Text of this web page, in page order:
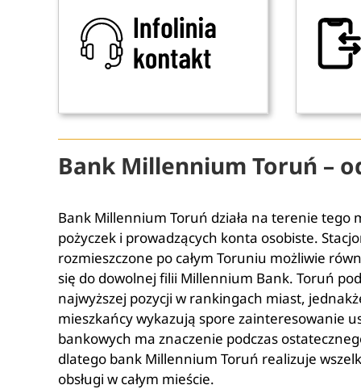
Bank Millennium Toruń –
Bank Millennium Toruń działa na terenie tego
pożyczek i prowadzących konta osobiste.
rozmieszczone po całym Toruniu możliwie
się do dowolnej filii Millennium Bank. Toruń
najwyższej pozycji w rankingach miast,
mieszkańcy wykazują spore zainteresowanie
bankowych ma znaczenie podczas
dlatego bank Millennium Toruń realizuje
obsługi w całym mieście.